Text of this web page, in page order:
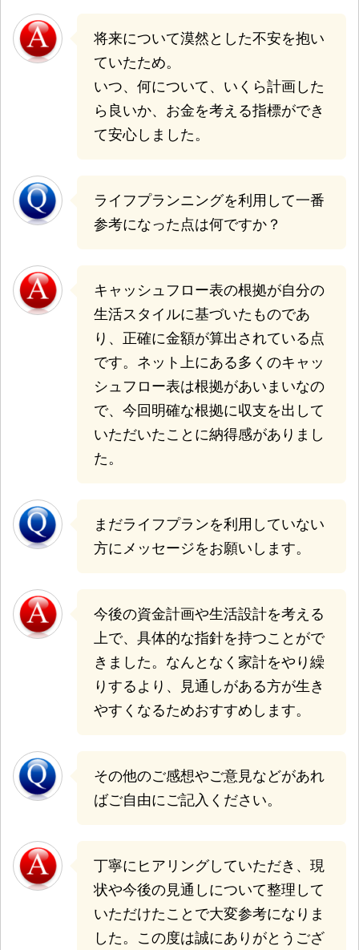
将来について漠然とした不安を抱い
ていたため。
いつ、何について、いくら計画した
ら良いか、お金を考える指標ができ
て安心しました。
ライフプランニングを利用して一番
参考になった点は何ですか？
キャッシュフロー表の根拠が自分の
生活スタイルに基づいたものであ
り、正確に金額が算出されている点
です。 ネット上にある多くのキャッ
シュフロー表は根拠があいまいなの
で、今回明確な根拠に収支を出して
いただいたことに納得感がありまし
た。
まだライフプランを利用していない
方にメッセージをお願いします。
今後の資金計画や生活設計を考える
上で、具体的な指針を持つことがで
きました。 なんとなく家計をやり繰
りするより、見通しがある方が生き
やすくなるためおすすめします。
その他のご感想やご意見などがあれ
ばご自由にご記入ください。
丁寧にヒアリングしていただき、現
状や今後の見通しについて整理して
いただけたことで大変参考になりま
した。 この度は誠にありがとうござ